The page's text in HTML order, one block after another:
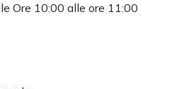
Ore 10:00 alle ore 11:00